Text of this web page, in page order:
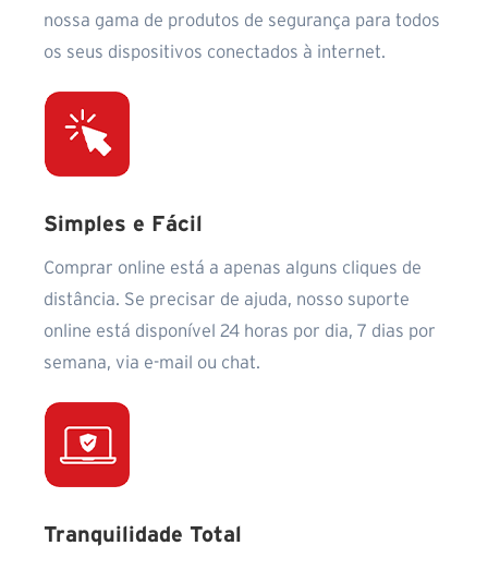
nossa gama de produtos de segurança para todos
os seus dispositivos conectados à internet.
Simples e Fácil
Comprar online está a apenas alguns cliques de
distância. Se precisar de ajuda, nosso suporte
online está disponível 24 horas por dia, 7 dias por
semana, via e-mail ou chat.
Tranquilidade Total